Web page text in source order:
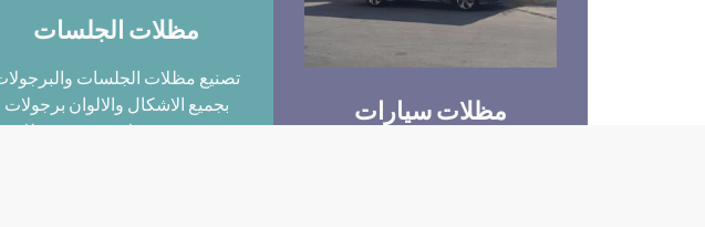
مظلات سيارات
مظلات الجلسات
تصنيع مظلات الجلسات
بجميع الاشكال والالوان برجولات
خشبيه – برجولات حديد – مظلات